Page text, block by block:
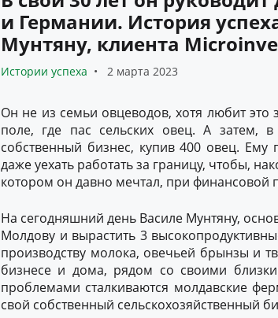
и Германии. История
Мунтяну, клиента
Истории успеха 2 марта 2023
Он не из семьи овцеводов, хотя любит это
поле, где пас сельских овец. А затем,
собственный бизнес, купив 400 овец.
даже уехать работать за границу, чтобы,
котором он давно мечтал, при финансовой
На сегодняшний день Василе Мунтяну,
Молдову и вырастить 3
производству молока, овечьей брынзы и
бизнесе и дома, рядом со своими
проблемами сталкиваются молдавские
свой собственный сельскохозяйственный